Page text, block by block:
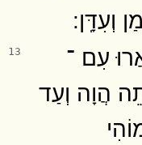
וְעִדָּֽן ׃
13
עִם ־
הֲוָה וְעַד